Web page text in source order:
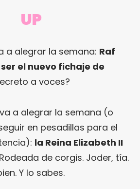
UP
a alegrar la semana: Raf
el nuevo fichaje de
a voces?
a alegrar la semana (o
en pesadillas para el
la Reina Elizabeth II
de corgis. Joder, tía.
Y lo sabes.